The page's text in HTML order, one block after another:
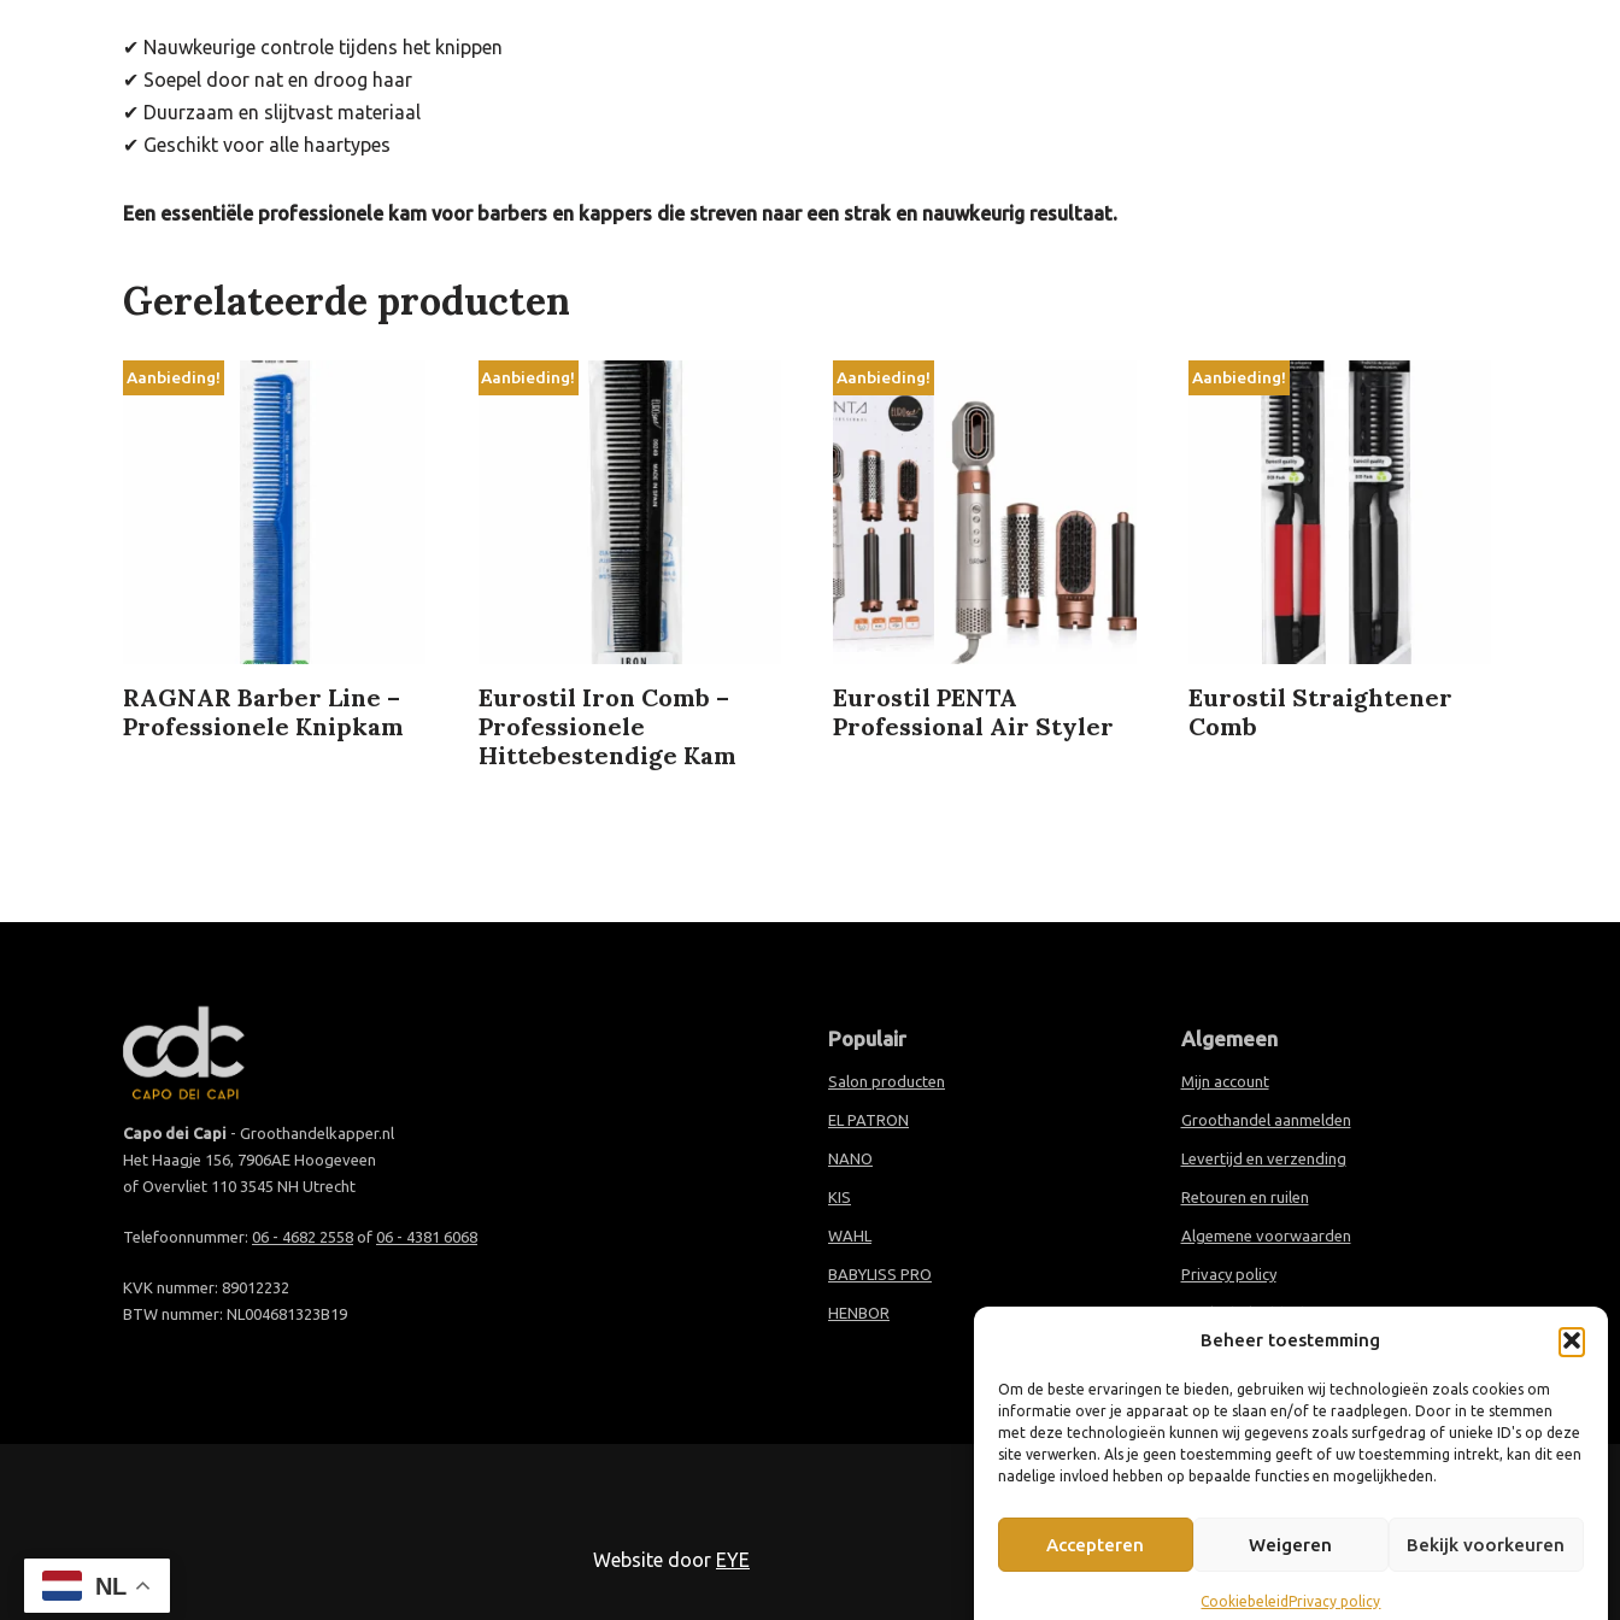
Beheer toestemming
Om de beste ervaringen te bieden, gebruiken wij technologieën zoals cookies om
informatie over je apparaat op te slaan en/of te raadplegen. Door in te stemmen
met deze technologieën kunnen wij gegevens zoals surfgedrag of unieke ID's op deze
site verwerken. Als je geen toestemming geeft of uw toestemming intrekt, kan dit een
nadelige invloed hebben op bepaalde functies en mogelijkheden.
Accepteren Weigeren Bekijk voorkeuren
CookiebeleidPrivacy policy
✔ Nauwkeurige controle tijdens het knippen
✔ Soepel door nat en droog haar
✔ Duurzaam en slijtvast materiaal
✔ Geschikt voor alle haartypes
Een essentiële professionele kam voor barbers en kappers die streven naar een strak en nauwkeurig resultaat.
Gerelateerde producten
Aanbieding!
RAGNAR Barber Line –
Professionele Knipkam
Aanbieding!
Eurostil Iron Comb –
Professionele
Hittebestendige Kam
Aanbieding!
Eurostil PENTA
Professional Air Styler
Aanbieding!
Eurostil Straightener
Comb
Capo dei Capi - Groothandelkapper.nl
Het Haagje 156, 7906AE Hoogeveen
of Overvliet 110 3545 NH Utrecht
Telefoonnummer: 06 - 4682 2558 of 06 - 4381 6068
KVK nummer: 89012232
BTW nummer: NL004681323B19
Populair
Salon producten
EL PATRON
NANO
KIS
WAHL
BABYLISS PRO
HENBOR
Algemeen
Mijn account
Groothandel aanmelden
Levertijd en verzending
Retouren en ruilen
Algemene voorwaarden
Privacy policy
Website door EYE
NL